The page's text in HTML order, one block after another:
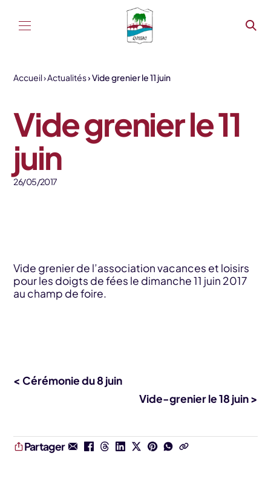
Accueil Actualités Vide grenier le 11 juin
Vide grenier le 11
juin
26/05/2017
Vide grenier de l’association vacances et loisirs
pour les doigts de fées le dimanche 11 juin 2017
au champ de foire.
< Cérémonie du 8 juin
Vide-grenier le 18 juin >
Partager